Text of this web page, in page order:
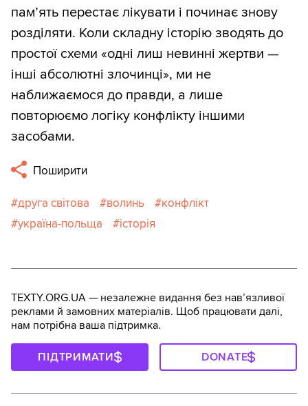
пам’ять перестає лікувати і починає знову
розділяти. Коли складну історію зводять до
простої схеми «одні лиш невинні жертви —
інші абсолютні злочинці», ми не
наближаємося до правди, а лише
повторюємо логіку конфлікту іншими
засобами.
Поширити
друга світова волинь
конфлікт
україна-польща
історія
TEXTY.ORG.UA — незалежне видання без навʼязливої
реклами й замовних матеріалів. Щоб працювати далі,
нам потрібна ваша підтримка.
ПІДТРИМАТИ DONATE